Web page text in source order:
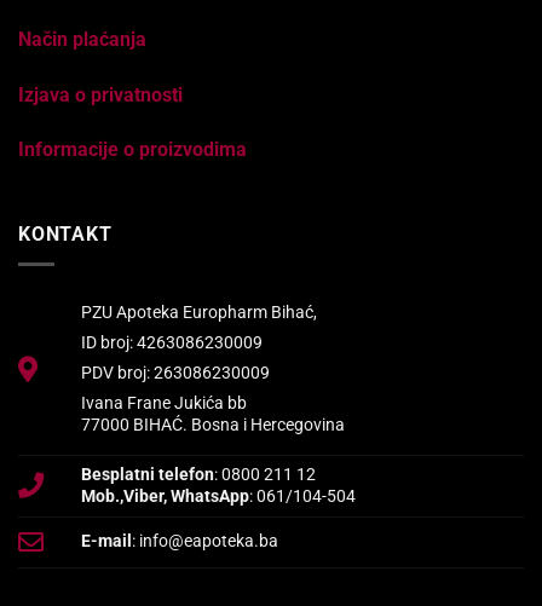
Način plaćanja
Izjava o privatnosti
Informacije o proizvodima
KONTAKT
PZU Apoteka Europharm Bihać,
ID broj: 4263086230009
PDV broj: 263086230009
Ivana Frane Jukića bb
77000 BIHAĆ. Bosna i Hercegovina
Besplatni telefon: 0800 211 12
Mob.,Viber, WhatsApp: 061/104-504
E-mail : info@eapoteka.ba